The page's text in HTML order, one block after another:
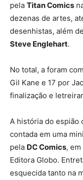
pela Titan Comics
dezenas de artes,
desenhistas, além
Steve Englehart.
No total, a foram
Gil Kane e 17 por
finalização e
A história do espião
contada em uma
pela DC Comics,
Editora Globo.
esquecida tanto na